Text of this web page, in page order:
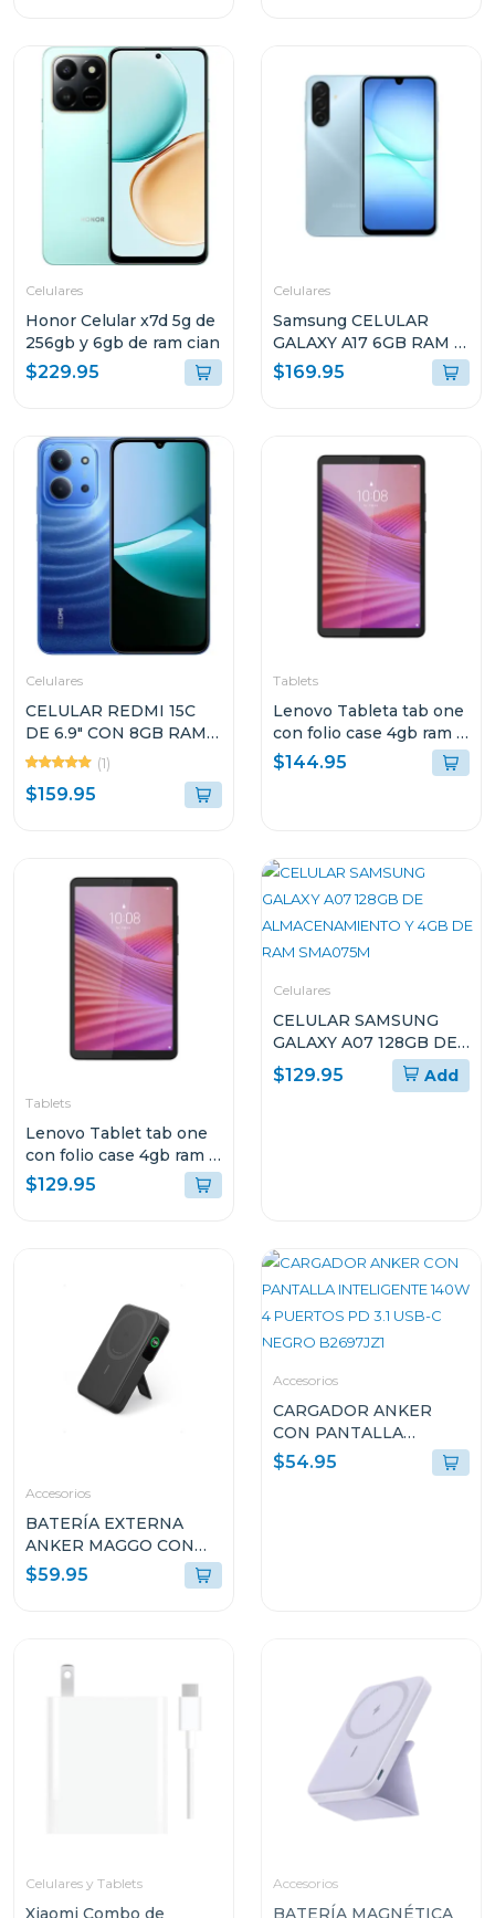
LENOVO E310
ZAFR0880PA TB336FU
Celulares
Honor Celular x7d 5g de
256gb y 6gb de ram cian
$229.95
Celulares
Samsung CELULAR
GALAXY A17 6GB RAM Y
128GB
ALMACENAMIENTO
$169.95
Celulares
CELULAR REDMI 15C
DE 6.9" CON 8GB RAM Y
256GB DE
ALMACENAMIENTO
COLOR AZUL LUNAR
(1)
$159.95
Tablets
Lenovo Tableta tab one
con folio case 4gb ram y
128gb de
almacenamiento lte gris
$144.95
Tablets
Lenovo Tablet tab one
con folio case 4gb ram y
128gb de
almacenamiento wifi
$129.95
Celulares
CELULAR SAMSUNG
GALAXY A07 128GB DE
ALMACENAMIENTO Y
4GB DE RAM SMA075M
$129.95 Add
Accesorios
BATERÍA EXTERNA
ANKER MAGGO CON
SMART DISPLAY 27W
CARGA RÁPIDA 10K
$59.95
Accesorios
CARGADOR ANKER
CON PANTALLA
INTELIGENTE 140W 4
PUERTOS PD 3.1 USB-C
$54.95
Celulares y Tablets
Xiaomi Combo de
Accesorios
BATERÍA MAGNÉTICA